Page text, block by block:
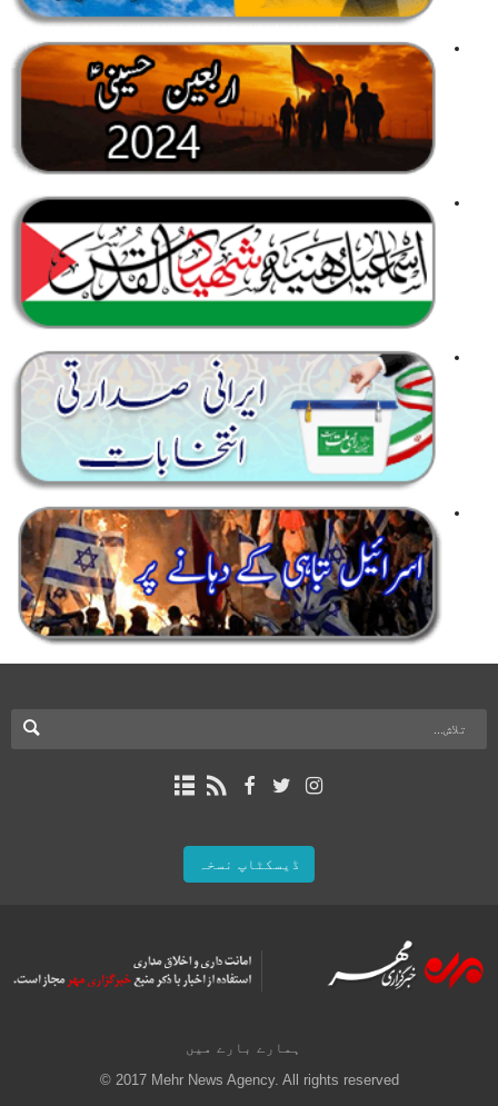
ڈیسکٹاپ نسخہ
ہمارے بارے میں
© 2017 Mehr News Agency. All rights reserved